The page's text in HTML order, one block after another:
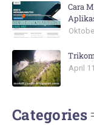
Cara
April
Categories